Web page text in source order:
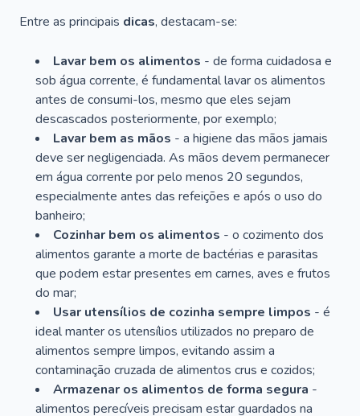
Entre as principais dicas, destacam-se:
Lavar bem os alimentos - de forma cuidadosa e
sob água corrente, é fundamental lavar os alimentos
antes de consumi-los, mesmo que eles sejam
descascados posteriormente, por exemplo;
Lavar bem as mãos - a higiene das mãos jamais
deve ser negligenciada. As mãos devem permanecer
em água corrente por pelo menos 20 segundos,
especialmente antes das refeições e após o uso do
banheiro;
Cozinhar bem os alimentos - o cozimento dos
alimentos garante a morte de bactérias e parasitas
que podem estar presentes em carnes, aves e frutos
do mar;
Usar utensílios de cozinha sempre limpos - é
ideal manter os utensílios utilizados no preparo de
alimentos sempre limpos, evitando assim a
contaminação cruzada de alimentos crus e cozidos;
Armazenar os alimentos de forma segura -
alimentos perecíveis precisam estar guardados na